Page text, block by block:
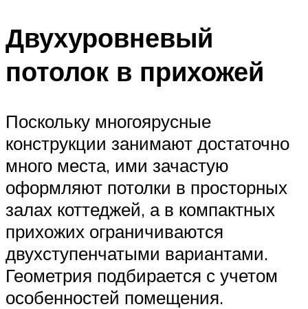
Двухуровневый
потолок в прихожей
Поскольку многоярусные
конструкции занимают достаточно
много места, ими зачастую
оформляют потолки в просторных
залах коттеджей, а в компактных
прихожих ограничиваются
двухступенчатыми вариантами.
Геометрия подбирается с учетом
особенностей помещения.